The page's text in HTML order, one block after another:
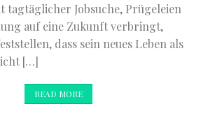
tagtäglicher Jobsuche, Prügeleien
auf eine Zukunft verbringt,
dass sein neues Leben als
[…]
READ MORE